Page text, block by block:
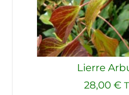
Lierre
28,00 €